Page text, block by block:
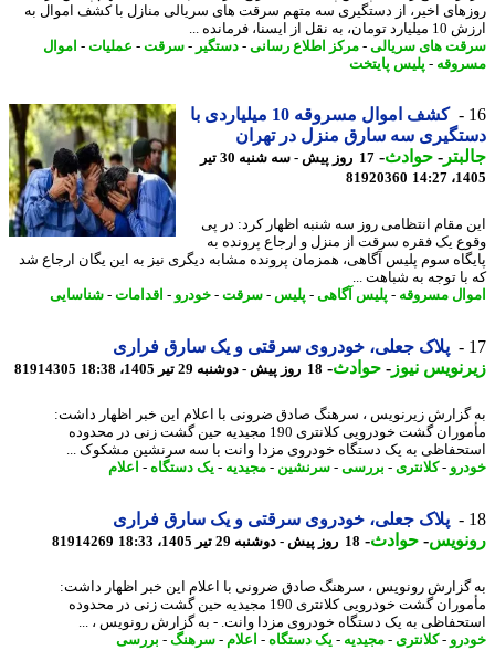
اخیر، از دستگیری سه متهم سرقت های سریالی منازل با کشف اموال به
نقل از ایسنا، فرمانده ...
های سریالی -مرکز اطلاع رسانی-دستگیر-سرقت-عملیات-اموال
-پلیس پایتخت
کشف اموال مسروقه 10 میلیاردی با
سه سارق منزل در تهران
-حوادث -
17 روز پیش - سه شنبه 30 تیر
81920360
مقام انتظامی روز سه شنبه اظهار کرد: در پی
یک فقره سرقت از منزل و ارجاع پرونده به
سوم پلیس آگاهی، همزمان پرونده مشابه دیگری نیز به این یگان ارجاع شد
توجه به شباهت ...
مسروقه-پلیس آگاهی-پلیس-سرقت-خودرو-اقدامات -شناسایی
پلاک جعلی، خودروی سرقتی و یک سارق فراری
نیوز-حوادث -18 روز پیش - دوشنبه 29 تیر 1405، 18:38 81914305
زیرنویس ، سرهنگ صادق ضرونی با اعلام این خبر اظهار داشت:
مأموران گشت خودرویی کلانتری 190 مجیدیه حین گشت زنی در محدوده
به یک دستگاه خودروی مزدا وانت با سه سرنشین مشکوک ...
-کلانتری- بررسی -سرنشین-مجیدیه-یک دستگاه-اعلام
پلاک جعلی، خودروی سرقتی و یک سارق فراری
-حوادث -18 روز پیش - دوشنبه 29 تیر 1405، 18:33 81914269
رونویس ، سرهنگ صادق ضرونی با اعلام این خبر اظهار داشت:
مأموران گشت خودرویی کلانتری 190 مجیدیه حین گشت زنی در محدوده
به یک دستگاه خودروی مزدا وانت. - به گزارش رونویس ، ...
-کلانتری- مجیدیه-یک دستگاه-اعلام -سرهنگ -بررسی